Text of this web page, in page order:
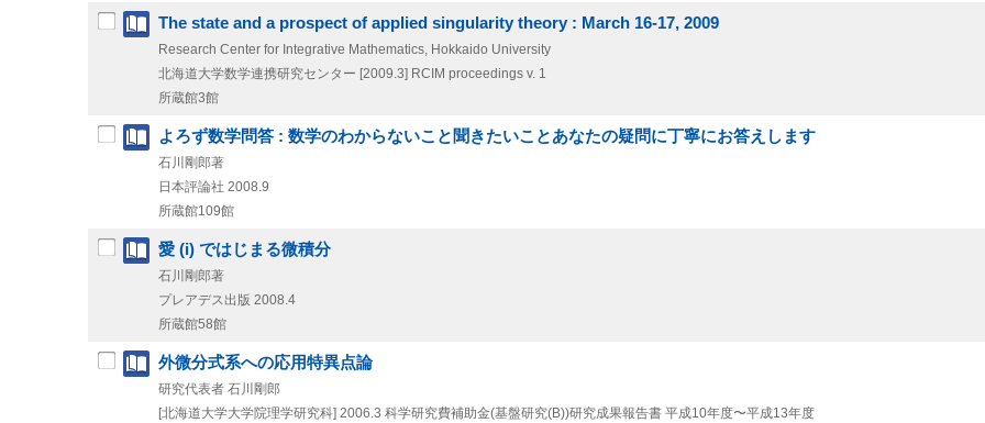
The state and a prospect of applied singularity theory : March 16-17, 2009
Research Center for Integrative Mathematics, Hokkaido University
北海道大学数学連携研究センター [2009.3] RCIM proceedings v. 1
所蔵館3館
よろず数学問答 : 数学のわからないこと聞きたいことあなたの疑問に丁寧にお答えします
石川剛郎著
日本評論社 2008.9
所蔵館109館
愛 (i) ではじまる微積分
石川剛郎著
プレアデス出版 2008.4
所蔵館58館
外微分式系への応用特異点論
研究代表者 石川剛郎
[北海道大学大学院理学研究科] 2006.3 科学研究費補助金(基盤研究(B))研究成果報告書 平成10年度〜平成13年度